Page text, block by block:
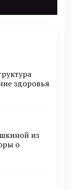
здоровья
из
о